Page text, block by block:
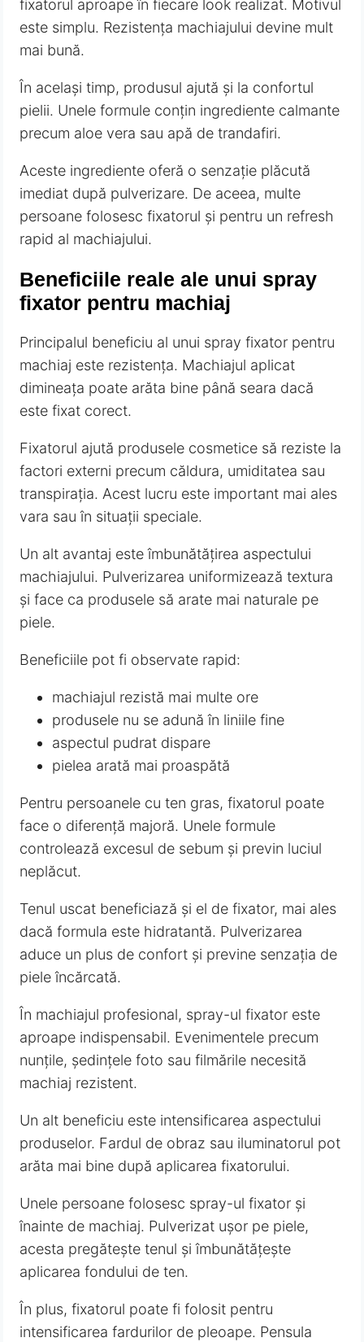
fixatorul aproape în fiecare look realizat. Motivul
este simplu. Rezistența machiajului devine mult
mai bună.
În același timp, produsul ajută și la confortul
pielii. Unele formule conțin ingrediente calmante
precum aloe vera sau apă de trandafiri.
Aceste ingrediente oferă o senzație plăcută
imediat după pulverizare. De aceea, multe
persoane folosesc fixatorul și pentru un refresh
rapid al machiajului.
Beneficiile reale ale unui spray
fixator pentru machiaj
Principalul beneficiu al unui spray fixator pentru
machiaj este rezistența. Machiajul aplicat
dimineața poate arăta bine până seara dacă
este fixat corect.
Fixatorul ajută produsele cosmetice să reziste la
factori externi precum căldura, umiditatea sau
transpirația. Acest lucru este important mai ales
vara sau în situații speciale.
Un alt avantaj este îmbunătățirea aspectului
machiajului. Pulverizarea uniformizează textura
și face ca produsele să arate mai naturale pe
piele.
Beneficiile pot fi observate rapid:
machiajul rezistă mai multe ore
produsele nu se adună în liniile fine
aspectul pudrat dispare
pielea arată mai proaspătă
Pentru persoanele cu ten gras, fixatorul poate
face o diferență majoră. Unele formule
controlează excesul de sebum și previn luciul
neplăcut.
Tenul uscat beneficiază și el de fixator, mai ales
dacă formula este hidratantă. Pulverizarea
aduce un plus de confort și previne senzația de
piele încărcată.
În machiajul profesional, spray-ul fixator este
aproape indispensabil. Evenimentele precum
nunțile, ședințele foto sau filmările necesită
machiaj rezistent.
Un alt beneficiu este intensificarea aspectului
produselor. Fardul de obraz sau iluminatorul pot
arăta mai bine după aplicarea fixatorului.
Unele persoane folosesc spray-ul fixator și
înainte de machiaj. Pulverizat ușor pe piele,
acesta pregătește tenul și îmbunătățește
aplicarea fondului de ten.
În plus, fixatorul poate fi folosit pentru
intensificarea fardurilor de pleoape. Pensula